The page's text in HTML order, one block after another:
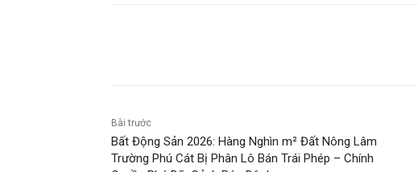
Bài trước
Bất Động Sản 2026: Hàng Nghìn m² Đất Nông Lâm
Trường Phú Cát Bị Phân Lô Bán Trái Phép – Chính